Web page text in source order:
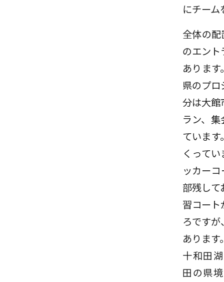
にチー
全体の
のエン
ありま
県のプ
分は大館
ラン、
ていま
くって
ッカー
部残し
習コー
ろです
あります
十和田
田の県